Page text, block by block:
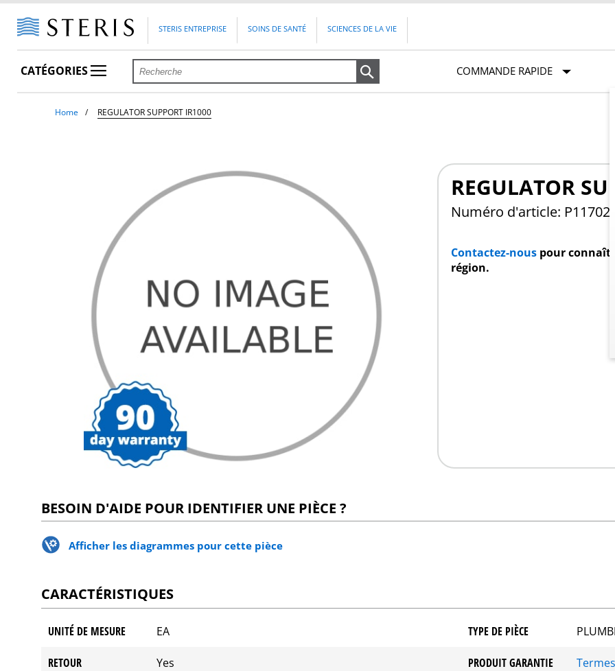
STERIS ENTREPRISE SOINS DE SANTÉ SCIENCES DE LA VIE
CATÉGORIES COMMANDE RAPIDE
Home REGULATOR SUPPORT IR1000
REGULATOR
Numéro d'article:
Contactez-nous pour
région.
BESOIN D'AIDE POUR IDENTIFIER UNE PIÈCE ?
Afficher les diagrammes pour cette pièce
CARACTÉRISTIQUES
UNITÉ DE MESURE EA TYPE DE PIÈCE
RETOUR Yes PRODUIT GARANTIE Termes